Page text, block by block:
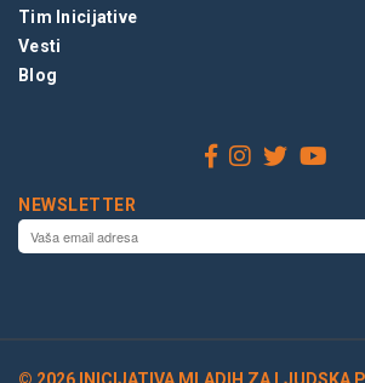
Tim Inicijative
Vesti
Blog
NEWSLETTER